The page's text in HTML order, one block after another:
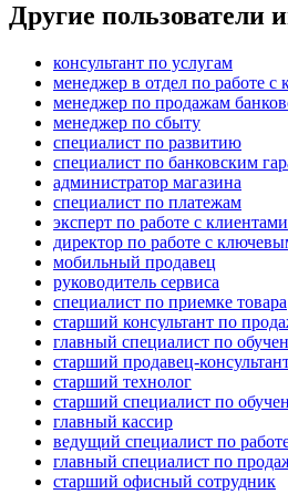
Другие пользователи
консультант по услугам
менеджер в отдел по работе с
менеджер по продажам
менеджер по сбыту
специалист по развитию
специалист по банковским
администратор магазина
специалист по платежам
эксперт по работе с клиентами
директор по работе с
мобильный продавец
руководитель сервиса
специалист по приемке товара
старший консультант по
главный специалист по
старший продавец-
старший технолог
старший специалист по
главный кассир
ведущий специалист по
главный специалист по
старший офисный сотрудник